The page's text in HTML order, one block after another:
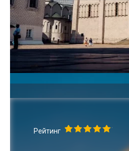
Рейтинг